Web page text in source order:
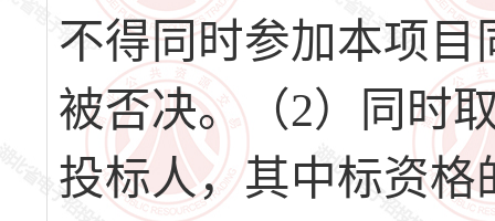
不得同时参加本项
被否决。（2）同时
投标人，其中标资